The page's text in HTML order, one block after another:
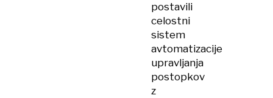
postavili
celostni
sistem
avtomatizacije
upravljanja
postopkov
z